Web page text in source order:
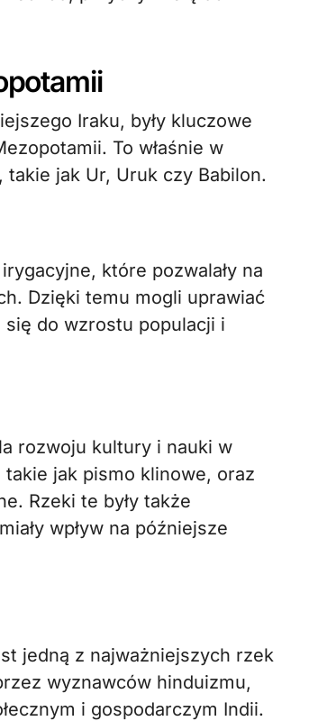
Iraku, były kluczowe
To właśnie w
jak Ur, Uruk czy Babilon.
które pozwalały na
Dzięki temu mogli uprawiać
się do wzrostu populacji i
rozwoju kultury i nauki w
jak pismo klinowe, oraz
Rzeki te były także
wpływ na późniejsze
jedną z najważniejszych rzek
wyznawców hinduizmu,
i gospodarczym Indii.